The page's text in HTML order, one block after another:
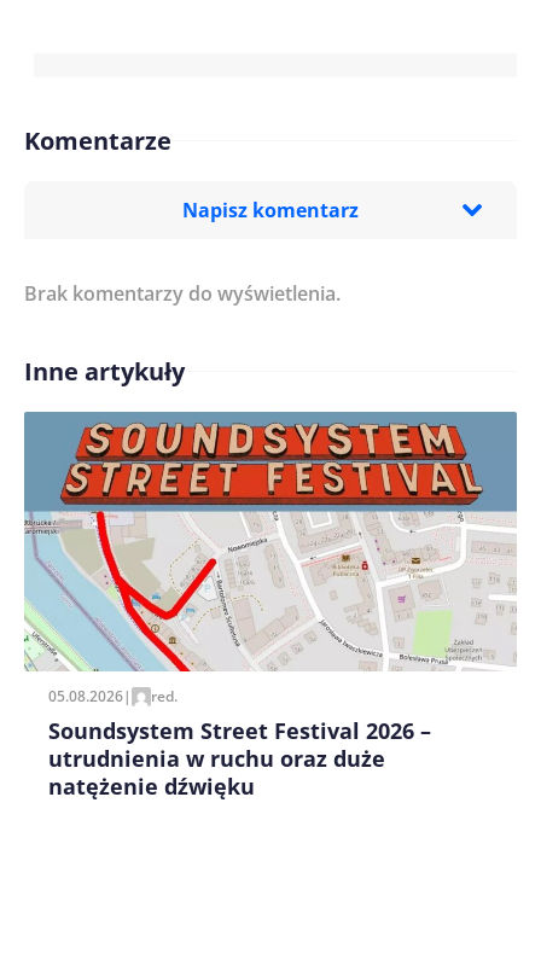
Komentarze
Napisz komentarz
Treść komentarza*
Imię/ Nick*
Zapamiętaj moje dane w tej przeglądarce podczas
pisania kolejnych komentarzy.
Brak komentarzy do wyświetlenia.
Inne artykuły
05.08.2026| red.
Soundsystem Street Festival 2026 –
utrudnienia w ruchu oraz duże
natężenie dźwięku